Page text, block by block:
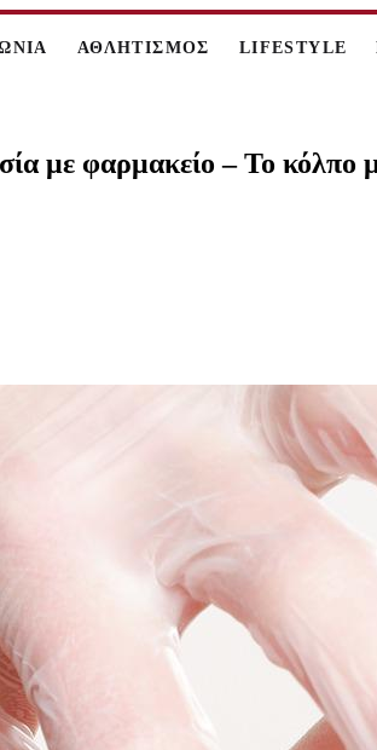
ΑΘΛΗΤΙΣΜΟΣ LIFESTYLE
με φαρμακείο – Το